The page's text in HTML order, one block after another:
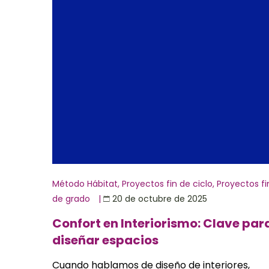
Método Hábitat, Proyectos fin de ciclo, Proyectos
de grado
| 20 de octubre de 2025
Confort en Interiorismo: Clave
diseñar espacios
Cuando hablamos de diseño de interiores,